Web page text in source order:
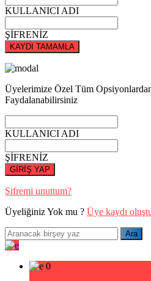
KULLANICI ADI
ŞİFRENİZ
KAYDI TAMAMLA
Üyelerimize Özel Tüm
Faydalanabilirsiniz
KULLANICI ADI
ŞİFRENİZ
GİRİŞ YAP
Şifremi unuttum?
Üyeliğiniz Yok mu ? Üye kaydı
0